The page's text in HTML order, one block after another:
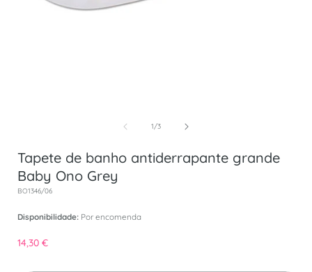
1/de
3
Tapete de banho antiderrapante grande
Baby Ono Grey
SKU:
BO1346/06
Disponibilidade: Por encomenda
Preço normal
14,30 €